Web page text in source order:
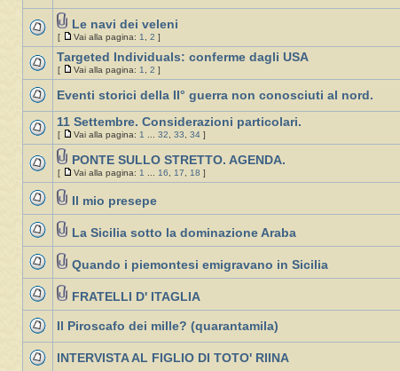
Le navi dei veleni
[ Vai alla pagina: 1, 2 ]
Targeted Individuals: conferme dagli USA
[ Vai alla pagina: 1, 2 ]
Eventi storici della II° guerra non conosciuti al nord.
11 Settembre. Considerazioni particolari.
[ Vai alla pagina: 1 ... 32, 33, 34 ]
PONTE SULLO STRETTO. AGENDA.
[ Vai alla pagina: 1 ... 16, 17, 18 ]
Il mio presepe
La Sicilia sotto la dominazione Araba
Quando i piemontesi emigravano in Sicilia
FRATELLI D' ITAGLIA
Il Piroscafo dei mille? (quarantamila)
INTERVISTA AL FIGLIO DI TOTO' RIINA